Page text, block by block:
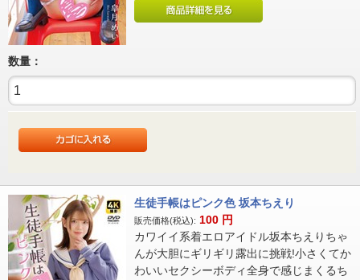
数量：
生徒手帳はピンク色 坂本ちえり
販売価格(税込): 100 円
カワイイ系着エロアイドル坂本ちえりちゃ
んが大胆にギリギリ露出に挑戦!小さくてか
わいいセクシーボディ全身で感じまくるち